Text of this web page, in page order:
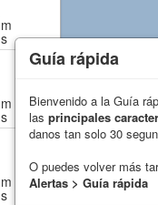
m
s
m
s
m
s
Guía rápida
Bienvenido a la Guía
las principales
danos tan solo 30
O puedes volver más
Alertas > Guía rápida